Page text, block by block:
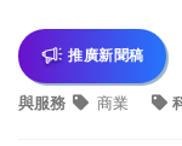
推廣新聞稿
與服務 商業